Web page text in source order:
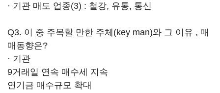
· 기관 매도 업종(3) : 철강, 유통, 통신
Q3. 이 중 주목할 만한 주체(key man)와 그 이유 , 매
매동향은?
· 기관
9거래일 연속 매수세 지속
연기금 매수규모 확대